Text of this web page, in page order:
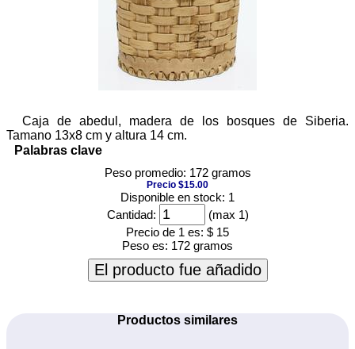
Caja de abedul, madera de los bosques de Siberia.
Tamano 13x8 cm y altura 14 cm.
Palabras clave
Peso promedio: 172 gramos
Precio $15.00
Disponible en stock: 1
Cantidad:
(max 1)
Precio de 1 es: $ 15
Peso es: 172 gramos
El producto fue añadido
Productos similares